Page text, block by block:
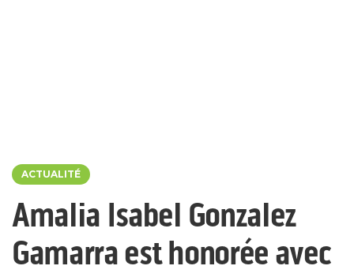
ACTUALITÉ
Amalia Isabel Gonzalez
Gamarra est honorée avec